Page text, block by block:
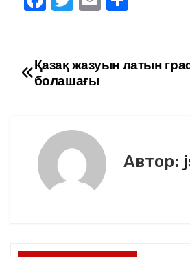
e
b
o
er l а
Н
ц
Қазақ жазуын латын
болашағы
Автор: